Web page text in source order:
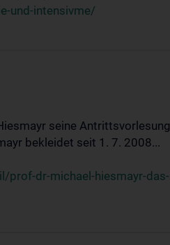
und-intensivme/
seine
bekleidet seit 1. 7. 2008...
dr-michael-hiesmayr-